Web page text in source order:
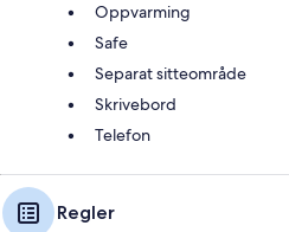
Oppvarming
Safe
Separat sitteområde
Skrivebord
Telefon
Regler